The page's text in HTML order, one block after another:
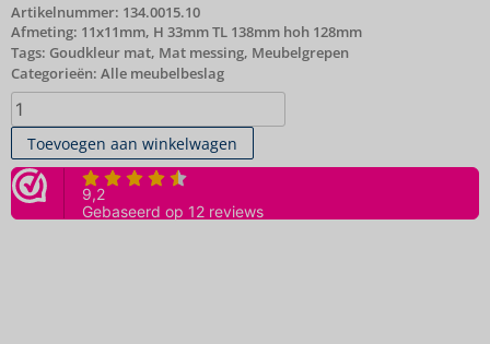
Artikelnummer: 134.0015.10
Afmeting: 11x11mm, H 33mm TL 138mm hoh 128mm
Tags: Goudkleur mat, Mat messing, Meubelgrepen
Categorieën: Alle meubelbeslag
Toevoegen aan winkelwagen